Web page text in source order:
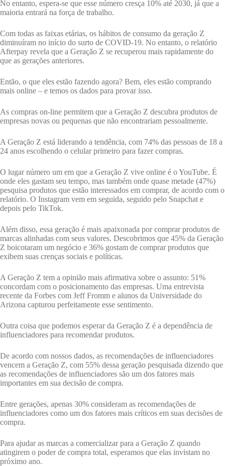
No entanto, espera-se que esse número cresça 10% até 2030, já que a
maioria entrará na força de trabalho.
Com todas as faixas etárias, os hábitos de consumo da geração Z
diminuíram no início do surto de COVID-19. No entanto, o relatório
Afterpay revela que a Geração Z se recuperou mais rapidamente do
que as gerações anteriores.
Então, o que eles estão fazendo agora? Bem, eles estão comprando
mais online – e temos os dados para provar isso.
As compras on-line permitem que a Geração Z descubra produtos de
empresas novas ou pequenas que não encontrariam pessoalmente.
A Geração Z está liderando a tendência, com 74% das pessoas de 18 a
24 anos escolhendo o celular primeiro para fazer compras.
O lugar número um em que a Geração Z vive online é o YouTube. É
onde eles gastam seu tempo, mas também onde quase metade (47%)
pesquisa produtos que estão interessados ​​em comprar, de acordo com o
relatório. O Instagram vem em seguida, seguido pelo Snapchat e
depois pelo TikTok.
Além disso, essa geração é mais apaixonada por comprar produtos de
marcas alinhadas com seus valores. Descobrimos que 45% da Geração
Z boicotaram um negócio e 36% gostam de comprar produtos que
exibem suas crenças sociais e políticas.
A Geração Z tem a opinião mais afirmativa sobre o assunto: 51%
concordam com o posicionamento das empresas. Uma entrevista
recente da Forbes com Jeff Fromm e alunos da Universidade do
Arizona capturou perfeitamente esse sentimento.
Outra coisa que podemos esperar da Geração Z é a dependência de
influenciadores para recomendar produtos.
De acordo com nossos dados, as recomendações de influenciadores
vencem a Geração Z, com 55% dessa geração pesquisada dizendo que
as recomendações de influenciadores são um dos fatores mais
importantes em sua decisão de compra.
Entre gerações, apenas 30% consideram as recomendações de
influenciadores como um dos fatores mais críticos em suas decisões de
compra.
Para ajudar as marcas a comercializar para a Geração Z quando
atingirem o poder de compra total, esperamos que elas invistam no
próximo ano.